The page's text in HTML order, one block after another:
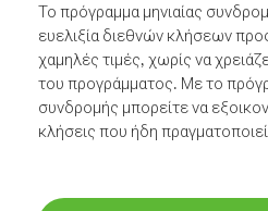
Το πρόγραμμα μηνιαίας
ευελιξία διεθνών κλήσεων
χαμηλές τιμές, χωρίς να
του προγράμματος. Με το
συνδρομής μπορείτε να
κλήσεις που ήδη